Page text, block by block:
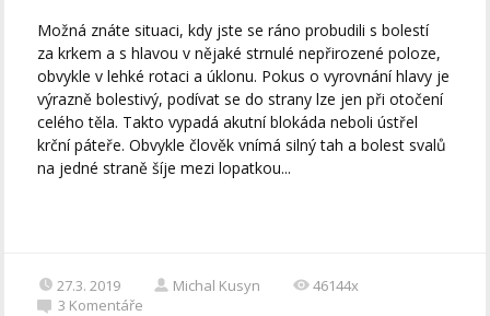
Možná znáte situaci, kdy jste se ráno probudili s bolestí
za krkem a s hlavou v nějaké strnulé nepřirozené poloze,
obvykle v lehké rotaci a úklonu. Pokus o vyrovnání hlavy je
výrazně bolestivý, podívat se do strany lze jen při otočení
celého těla. Takto vypadá akutní blokáda neboli ústřel
krční páteře. Obvykle člověk vnímá silný tah a bolest svalů
na jedné straně šíje mezi lopatkou...
27.3. 2019 Michal Kusyn
46144x
3 Komentáře